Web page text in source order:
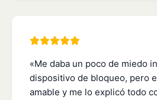
«Me daba un poco de miedo
dispositivo de bloqueo, pero
amable y me lo explicó todo